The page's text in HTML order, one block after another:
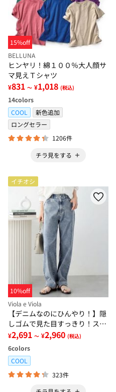
15%off
BELLUNA
ヒンヤリ！綿１００％大人顔サ
マ見えＴシャツ
¥831 ～ ¥1,018 (税込)
14colors
COOL
新色追加
ロングセラー
1206件
チラ見をする
イチオシ
10%off
Viola e Viola
【デニムなのにひんやり！】隠
しゴムで見た目すっきり！スト
レッチ楽ちんデニム
¥2,691 ～ ¥2,960 (税込)
6colors
COOL
323件